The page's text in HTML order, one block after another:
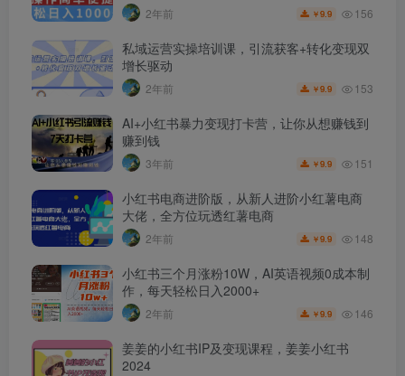
2年前 ￥9.9 156
私域运营实操培训课，引流获客+转化变现双
增长驱动
2年前 ￥9.9 153
AI+小红书暴力变现打卡营，让你从想赚钱到
赚到钱
3年前 ￥9.9 151
小红书电商进阶版，从新人进阶小红薯电商
大佬，全方位玩透红薯电商
2年前 ￥9.9 148
小红书三个月涨粉10W，AI英语视频0成本制
作，每天轻松日入2000+
2年前 ￥9.9 146
姜姜的小红书IP及变现课程，姜姜小红书
2024